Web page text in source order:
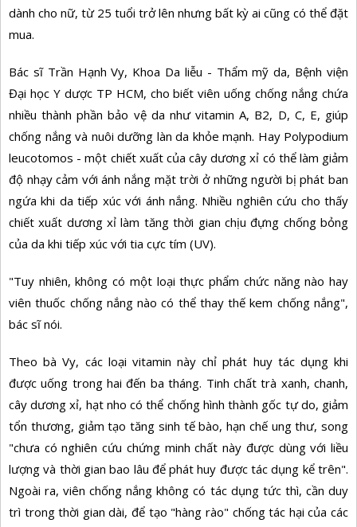
dành cho nữ, từ 25 tuổi trở lên nhưng bất kỳ ai cũng có thể đặt
mua.
Bác sĩ Trần Hạnh Vy, Khoa Da liễu - Thẩm mỹ da, Bệnh viện
Đại học Y dược TP HCM, cho biết viên uống chống nắng chứa
nhiều thành phần bảo vệ da như vitamin A, B2, D, C, E, giúp
chống nắng và nuôi dưỡng làn da khỏe mạnh. Hay Polypodium
leucotomos - một chiết xuất của cây dương xỉ có thể làm giảm
độ nhạy cảm với ánh nắng mặt trời ở những người bị phát ban
ngứa khi da tiếp xúc với ánh nắng. Nhiều nghiên cứu cho thấy
chiết xuất dương xỉ làm tăng thời gian chịu đựng chống bỏng
của da khi tiếp xúc với tia cực tím (UV).
"Tuy nhiên, không có một loại thực phẩm chức năng nào hay
viên thuốc chống nắng nào có thể thay thế kem chống nắng",
bác sĩ nói.
Theo bà Vy, các loại vitamin này chỉ phát huy tác dụng khi
được uống trong hai đến ba tháng. Tinh chất trà xanh, chanh,
cây dương xỉ, hạt nho có thể chống hình thành gốc tự do, giảm
tổn thương, giảm tạo tăng sinh tế bào, hạn chế ung thư, song
"chưa có nghiên cứu chứng minh chất này được dùng với liều
lượng và thời gian bao lâu để phát huy được tác dụng kể trên".
Ngoài ra, viên chống nắng không có tác dụng tức thì, cần duy
trì trong thời gian dài, để tạo "hàng rào" chống tác hại của các